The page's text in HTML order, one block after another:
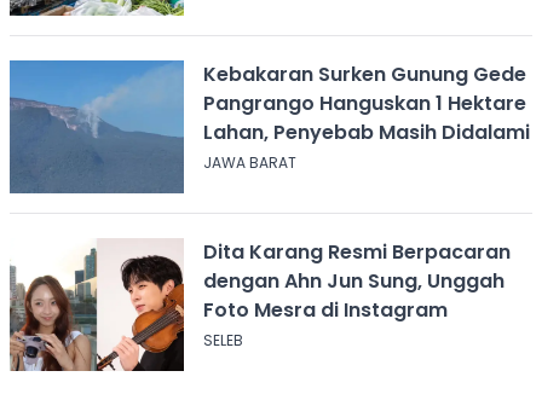
Kebakaran Surken Gunung Gede
Pangrango Hanguskan 1 Hektare
Lahan, Penyebab Masih Didalami
JAWA BARAT
Dita Karang Resmi Berpacaran
dengan Ahn Jun Sung, Unggah
Foto Mesra di Instagram
SELEB